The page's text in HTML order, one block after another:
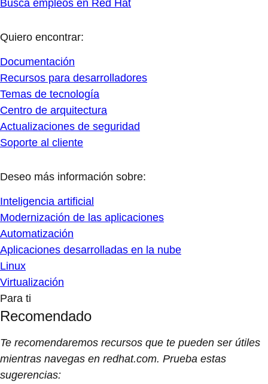
Busca empleos en Red Hat
Quiero encontrar:
Documentación
Recursos para desarrolladores
Temas de tecnología
Centro de arquitectura
Actualizaciones de seguridad
Soporte al cliente
Deseo más información sobre:
Inteligencia artificial
Modernización de las aplicaciones
Automatización
Aplicaciones desarrolladas en la nube
Linux
Virtualización
Para ti
Recomendado
Te recomendaremos recursos que te pueden ser útiles
mientras navegas en redhat.com. Prueba estas
sugerencias: